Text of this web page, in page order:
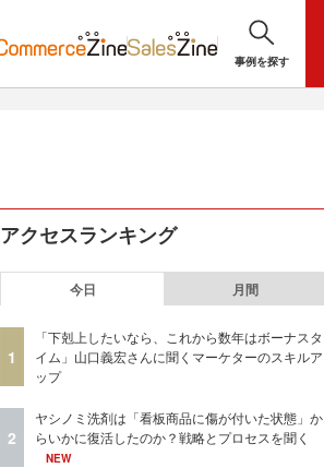
事例を探す
アクセスランキング
今日 月間
1
「下剋上したいなら、これから数年はボーナスタ
イム」山口義宏さんに聞くマーケターのスキルア
ップ
2
ヤシノミ洗剤は「看板商品に傷が付いた状態」か
らいかに復活したのか？戦略とプロセスを聞く
NEW